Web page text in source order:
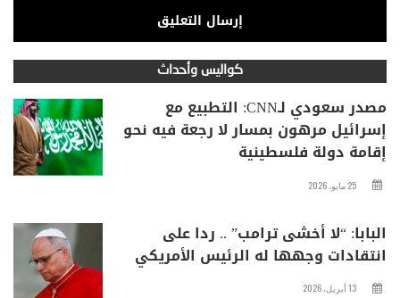
كواليس وأحداث
مصدر سعودي لـCNN: التطبيع مع
إسرائيل مرهون بمسار لا رجعة فيه نحو
إقامة دولة فلسطينية
25 مايو، 2026
البابا: “لا أخشى ترامب” .. ردا على
انتقادات وجهها له الرئيس الأمريكي
13 أبريل، 2026